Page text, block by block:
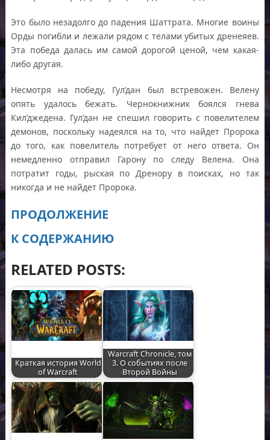
Это было незадолго до падения Шаттрата. Многие воины
Орды погибли и лежали рядом с телами убитых дренеяев.
Эта победа далась им самой дорогой ценой, чем какая-
либо другая.
Несмотря на победу, Гул’дан был встревожен. Велену
опять удалось бежать. Чернокнижник боялся гнева
Кил’джедена. Гул’дан не спешил говорить с повелителем
демонов, поскольку надеялся на то, что найдет Пророка
до того, как повелитель потребует от него ответа. Он
немедленно отправил Гарону по следу Велена. Она
потратит годы, рыская по Дренору в поисках, но так
никогда и не найдет Пророка.
ПРОДОЛЖЕНИЕ
К СОДЕРЖАНИЮ
RELATED POSTS:
Краткая история World
of Warcraft
Warcraft Chronicle, том
3. О событиях после
Второй Войны